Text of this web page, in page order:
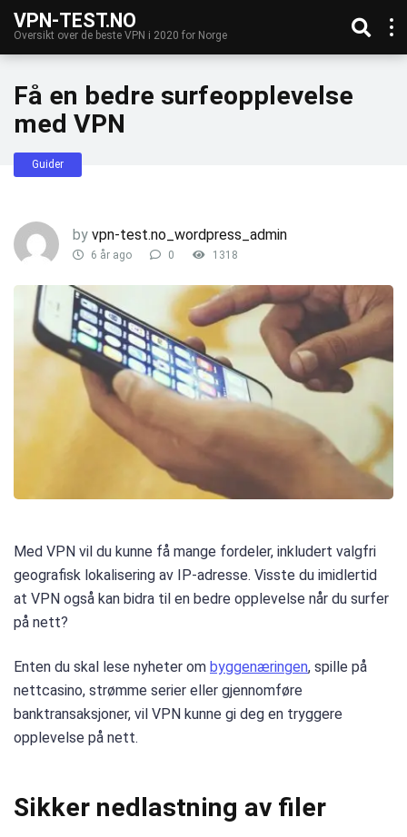
VPN-TEST.NO
Oversikt over de beste VPN i 2020 for Norge
Få en bedre surfeopplevelse
med VPN
Guider
by vpn-test.no_wordpress_admin
6 år ago 0 1318
Med VPN vil du kunne få mange fordeler, inkludert valgfri
geografisk lokalisering av IP-adresse. Visste du imidlertid
at VPN også kan bidra til en bedre opplevelse når du surfer
på nett?
Enten du skal lese nyheter om byggenæringen, spille på
nettcasino, strømme serier eller gjennomføre
banktransaksjoner, vil VPN kunne gi deg en tryggere
opplevelse på nett.
Sikker nedlastning av filer